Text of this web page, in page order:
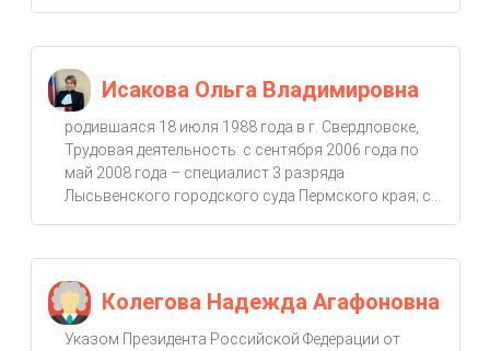
Исакова Ольга Владимировна
родившаяся 18 июля 1988 года в г. Свердловске,
Трудовая деятельность: с сентября 2006 года по
май 2008 года – специалист 3 разряда
Лысьвенского городского суда Пермского края; с...
Колегова Надежда Агафоновна
Указом Президента Российской Федерации от